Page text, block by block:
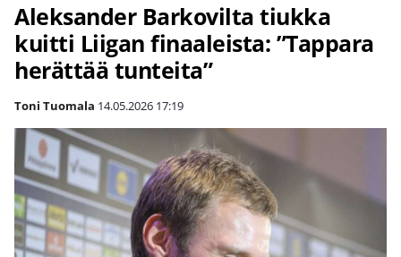
Aleksander Barkovilta tiukka
kuitti Liigan finaaleista: ”Tappara
herättää tunteita”
Toni Tuomala 14.05.2026 17:19